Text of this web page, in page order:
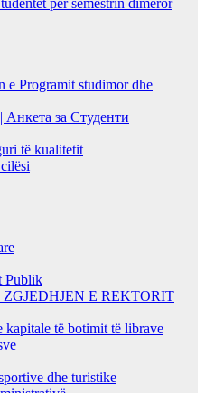
e Programit studimor dhe
Анкета за Студенти
të kualitetit
Publik
E REKTORIT
kapitale të botimit të librave
dhe turistike